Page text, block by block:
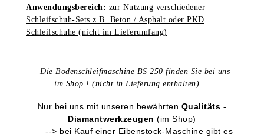
Anwendungsbereich: zur Nutzung verschiedener
Schleifschuh-Sets z.B. Beton / Asphalt oder PKD
Schleifschuhe (nicht im Lieferumfang)
Die Bodenschleifmaschine BS 250 finden Sie bei uns
im Shop ! (nicht in Lieferung enthalten)
Nur bei uns mit unseren bewährten Qualitäts -
Diamantwerkzeugen (im Shop)
--> bei Kauf einer Eibenstock-Maschine gibt es